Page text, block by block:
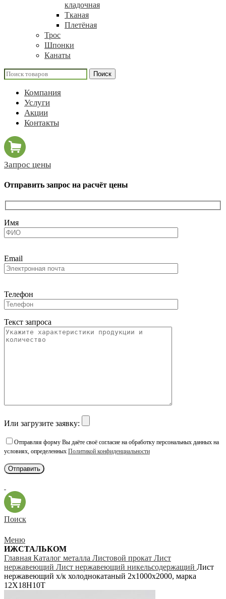
кладочная
Тканая
Плетёная
Трос
Шпонки
Канаты
Поиск
Компания
Услуги
Акции
Контакты
Запрос цены
Отправить запрос на расчёт цены
Имя
Email
Телефон
Текст запроса
Или загрузите заявку:
Отправляя форму Вы даёте своё согласие на обработку персональных данных на
условиях, определенных Политикой конфиденциальности
Поиск
Меню
ИЖСТАЛЬКОМ
Главная Каталог металла Листовой прокат Лист
нержавеющий Лист нержавеющий никельсодержащий Лист
нержавеющий х/к холоднокатаный 2х1000х2000, марка
12Х18Н10Т